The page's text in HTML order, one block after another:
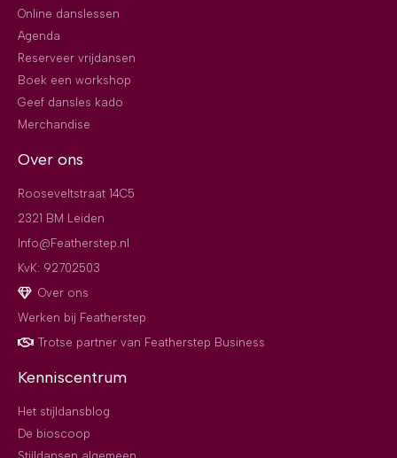
Online danslessen
Agenda
Reserveer vrijdansen
Boek een workshop
Geef dansles kado
Merchandise
Over ons
Rooseveltstraat 14C5
2321 BM Leiden
Info@Featherstep.nl
KvK: 92702503
Over ons
Werken bij Featherstep
Trotse partner van Featherstep Business
Kenniscentrum
Het stijldansblog
De bioscoop